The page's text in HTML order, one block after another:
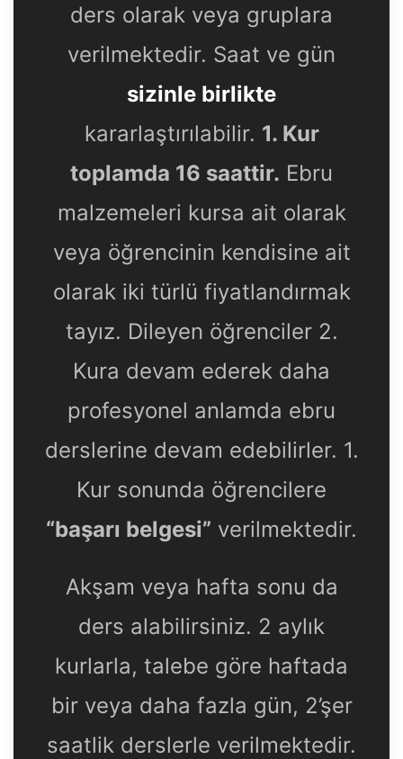
ders olarak veya gruplara
verilmektedir. Saat ve gün
sizinle birlikte
kararlaştırılabilir. 1. Kur
toplamda 16 saattir. Ebru
malzemeleri kursa ait olarak
veya öğrencinin kendisine ait
olarak iki türlü fiyatlandırmak
tayız. Dileyen öğrenciler 2.
Kura devam ederek daha
profesyonel anlamda ebru
derslerine devam edebilirler. 1.
Kur sonunda öğrencilere
“başarı belgesi” verilmektedir.
Akşam veya hafta sonu da
ders alabilirsiniz. 2 aylık
kurlarla, talebe göre haftada
bir veya daha fazla gün, 2’şer
saatlik derslerle verilmektedir.